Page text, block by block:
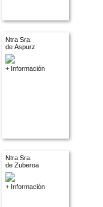
Ntra Sra.
de Aspurz
+ Información
Ntra Sra.
de Zuberoa
+ Información